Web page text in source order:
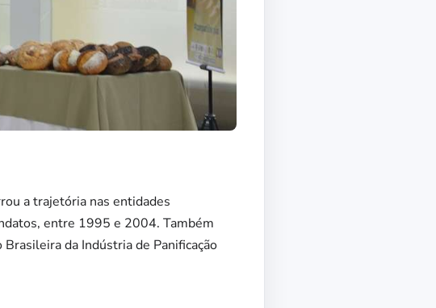
a trajetória nas entidades
entre 1995 e 2004. Também
da Indústria de Panificação